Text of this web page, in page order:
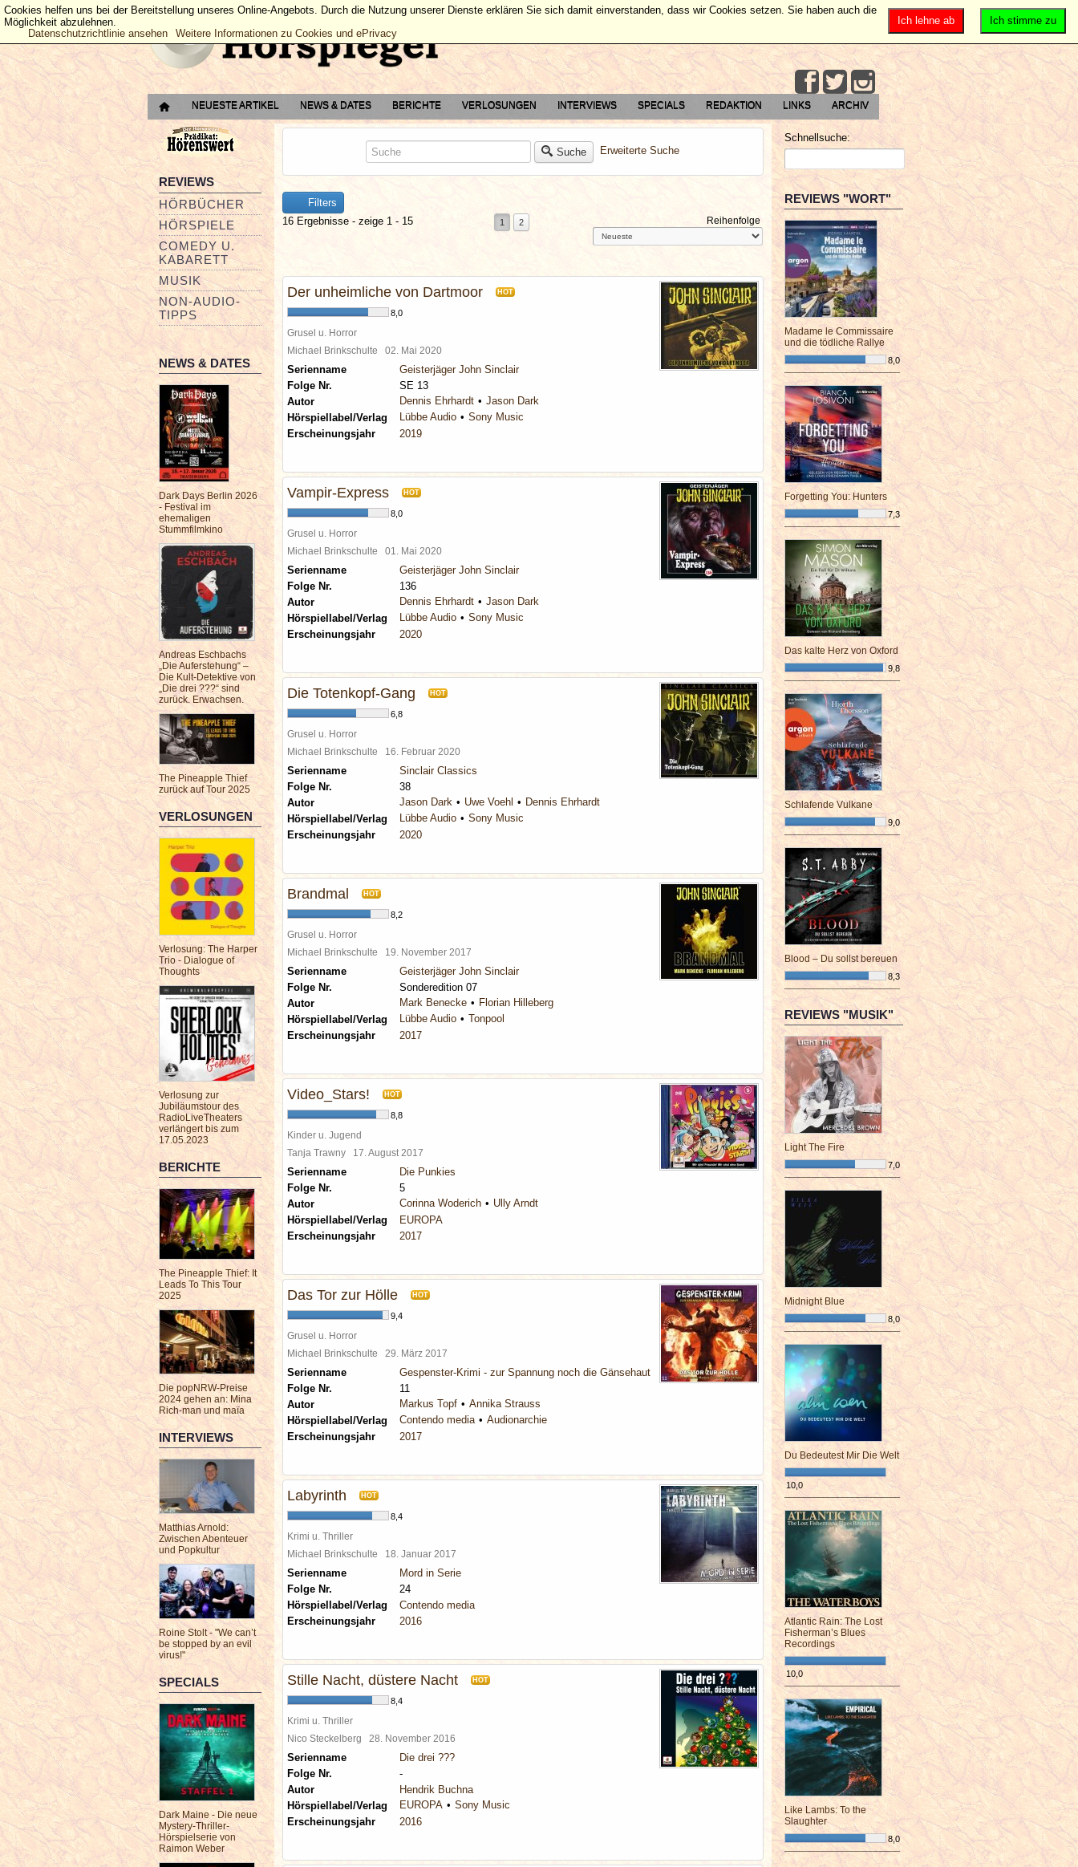
NEUESTE ARTIKEL NEWS & DATES BERICHTE VERLOSUNGEN INTERVIEWS SPECIALS REDAKTION LINKS ARCHIV
REVIEWS
HÖRBÜCHER
HÖRSPIELE
COMEDY U.
KABARETT
MUSIK
NON-AUDIO-
TIPPS
NEWS & DATES
Dark Days Berlin 2026
- Festival im
ehemaligen
Stummfilmkino
Andreas Eschbachs
„Die Auferstehung“ –
Die Kult-Detektive von
„Die drei ???“ sind
zurück. Erwachsen.
The Pineapple Thief
zurück auf Tour 2025
VERLOSUNGEN
Verlosung: The Harper
Trio - Dialogue of
Thoughts
Verlosung zur
Jubiläumstour des
RadioLiveTheaters
verlängert bis zum
17.05.2023
BERICHTE
The Pineapple Thief: It
Leads To This Tour
2025
Die popNRW-Preise
2024 gehen an: Mina
Rich-man und maïa
INTERVIEWS
Matthias Arnold:
Zwischen Abenteuer
und Popkultur
Roine Stolt - "We can’t
be stopped by an evil
virus!"
SPECIALS
Dark Maine - Die neue
Mystery-Thriller-
Hörspielserie von
Raimon Weber
Suche Erweiterte Suche
Filters
16 Ergebnisse - zeige 1 - 15
1 2 Reihenfolge
Der unheimliche von Dartmoor HOT
8,0
Grusel u. Horror
Michael Brinkschulte 02. Mai 2020
Serienname
Geisterjäger John Sinclair
Folge Nr.
SE 13
Autor
Dennis Ehrhardt
Jason Dark
Hörspiellabel/Verlag
Lübbe Audio
Sony Music
Erscheinungsjahr
2019
Vampir-Express HOT
8,0
Grusel u. Horror
Michael Brinkschulte 01. Mai 2020
Serienname
Geisterjäger John Sinclair
Folge Nr.
136
Autor
Dennis Ehrhardt
Jason Dark
Hörspiellabel/Verlag
Lübbe Audio
Sony Music
Erscheinungsjahr
2020
Die Totenkopf-Gang HOT
6,8
Grusel u. Horror
Michael Brinkschulte 16. Februar 2020
Serienname
Sinclair Classics
Folge Nr.
38
Autor
Jason Dark Uwe Voehl
Dennis Ehrhardt
Hörspiellabel/Verlag
Lübbe Audio
Sony Music
Erscheinungsjahr
2020
Brandmal HOT
8,2
Grusel u. Horror
Michael Brinkschulte 19. November 2017
Serienname
Geisterjäger John Sinclair
Folge Nr.
Sonderedition 07
Autor
Mark Benecke
Florian Hilleberg
Hörspiellabel/Verlag
Lübbe Audio
Tonpool
Erscheinungsjahr
2017
Video_Stars! HOT
8,8
Kinder u. Jugend
Tanja Trawny 17. August 2017
Serienname
Die Punkies
Folge Nr.
5
Autor
Corinna Woderich
Ully Arndt
Hörspiellabel/Verlag
EUROPA
Erscheinungsjahr
2017
Das Tor zur Hölle HOT
9,4
Grusel u. Horror
Michael Brinkschulte 29. März 2017
Serienname
Gespenster-Krimi - zur Spannung noch die Gänsehaut
Folge Nr.
11
Autor
Markus Topf
Annika Strauss
Hörspiellabel/Verlag
Contendo media
Audionarchie
Erscheinungsjahr
2017
Labyrinth HOT
8,4
Krimi u. Thriller
Michael Brinkschulte 18. Januar 2017
Serienname
Mord in Serie
Folge Nr.
24
Hörspiellabel/Verlag
Contendo media
Erscheinungsjahr
2016
Stille Nacht, düstere Nacht HOT
8,4
Krimi u. Thriller
Nico Steckelberg 28. November 2016
Serienname
Die drei ???
Folge Nr.
-
Autor
Hendrik Buchna
Hörspiellabel/Verlag
EUROPA
Sony Music
Erscheinungsjahr
2016
Schnellsuche:
REVIEWS "WORT"
Madame le Commissaire
und die tödliche Rallye
8,0
¯¯¯¯¯¯¯¯¯¯¯¯¯¯¯¯¯¯¯¯¯¯¯¯
Forgetting You: Hunters
7,3
¯¯¯¯¯¯¯¯¯¯¯¯¯¯¯¯¯¯¯¯¯¯¯¯
Das kalte Herz von Oxford
9,8
¯¯¯¯¯¯¯¯¯¯¯¯¯¯¯¯¯¯¯¯¯¯¯¯
Schlafende Vulkane
9,0
¯¯¯¯¯¯¯¯¯¯¯¯¯¯¯¯¯¯¯¯¯¯¯¯
Blood – Du sollst bereuen
8,3
¯¯¯¯¯¯¯¯¯¯¯¯¯¯¯¯¯¯¯¯¯¯¯¯
REVIEWS "MUSIK"
Light The Fire
7,0
¯¯¯¯¯¯¯¯¯¯¯¯¯¯¯¯¯¯¯¯¯¯¯¯
Midnight Blue
8,0
¯¯¯¯¯¯¯¯¯¯¯¯¯¯¯¯¯¯¯¯¯¯¯¯
Du Bedeutest Mir Die Welt
10,0
¯¯¯¯¯¯¯¯¯¯¯¯¯¯¯¯¯¯¯¯¯¯¯¯
Atlantic Rain: The Lost
Fisherman’s Blues
Recordings
10,0
¯¯¯¯¯¯¯¯¯¯¯¯¯¯¯¯¯¯¯¯¯¯¯¯
Like Lambs: To the
Slaughter
8,0
¯¯¯¯¯¯¯¯¯¯¯¯¯¯¯¯¯¯¯¯¯¯¯¯
Ich stimme zu
Ich lehne ab
Cookies helfen uns bei der Bereitstellung unseres Online-Angebots. Durch die Nutzung unserer Dienste erklären Sie sich damit einverstanden, dass wir Cookies setzen. Sie haben auch die
Möglichkeit abzulehnen.
Datenschutzrichtlinie ansehen
Weitere Informationen zu Cookies und ePrivacy